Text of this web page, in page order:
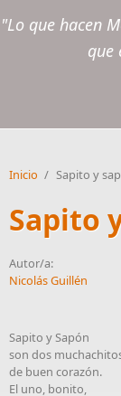
"Lo que hacen
que
Inicio / Sapito y
Sapito
Autor/a:
Nicolás Guillén
Sapito y Sapón
son dos
de buen corazón.
El uno, bonito,